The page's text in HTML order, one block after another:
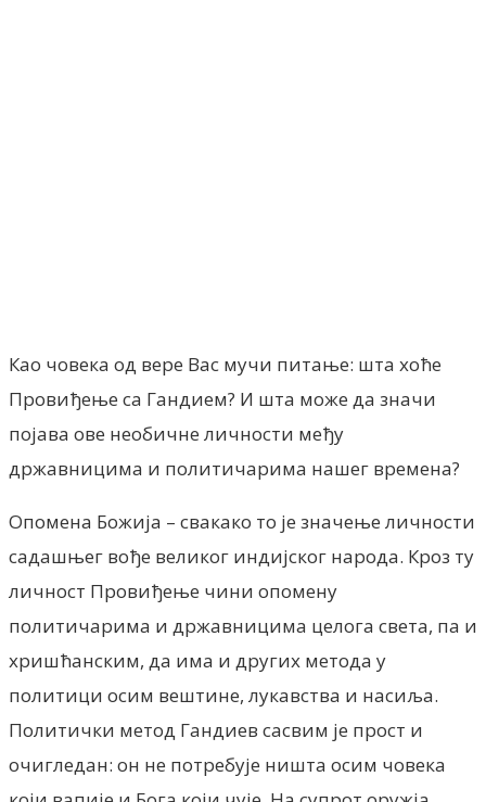
Као човека од вере Вас мучи питање: шта хоће
Провиђење са Гандием? И шта може да значи
појава ове необичне личности међу
државницима и политичарима нашег времена?
Опомена Божија – свакако то је значење личности
садашњег вође великог индијског народа. Кроз ту
личност Провиђење чини опомену
политичарима и државницима целога света, па и
хришћанским, да има и других метода у
политици осим вештине, лукавства и насиља.
Политички метод Гандиев сасвим је прост и
очигледан: он не потребује ништа осим човека